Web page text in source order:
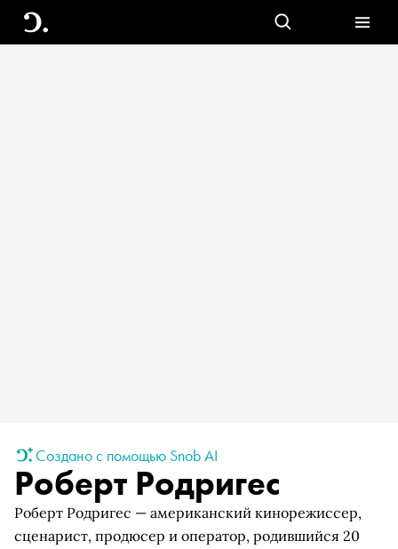
Создано с помощью Snob AI
Роберт Родригес
Роберт Родригес — американский кинорежиссер,
сценарист, продюсер и оператор, родившийся 20